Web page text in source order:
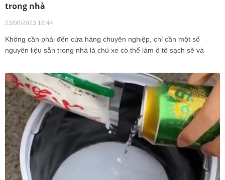
trong nhà
23/08/2023 16:44
Không cần phải đến cửa hàng chuyên nghiệp, chỉ cần một số
nguyên liệu sẵn trong nhà là chủ xe có thể làm ô tô sạch sẽ và